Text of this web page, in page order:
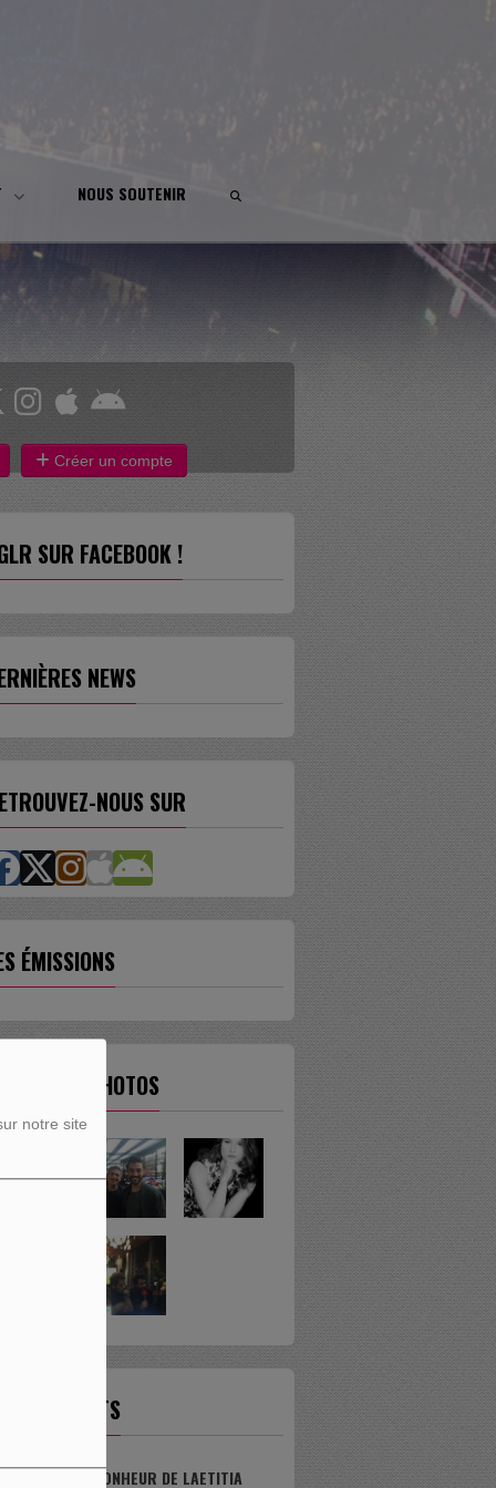
notre site
NOUS SOUTENIR
Créer un compte
SUR FACEBOOK !
NEWS
NOUS SUR
ÉMISSIONS
DERNIÈRES PHOTOS
NOS PODCASTS
LER BONHEUR DE LAETITIA